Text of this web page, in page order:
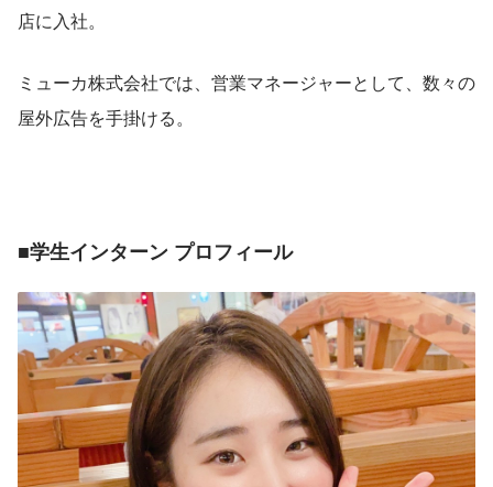
店に入社。
ミューカ株式会社では、営業マネージャーとして、数々の
屋外広告を手掛ける。
■学生インターン プロフィール